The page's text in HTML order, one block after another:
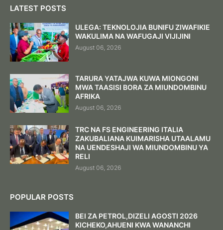
LATEST POSTS
ULEGA: TEKNOLOJIA BUNIFU ZIWAFIKIE
WAKULIMA NA WAFUGAJI VIJIJINI
August 06, 2026
TARURA YATAJWA KUWA MIONGONI
MWA TAASISI BORA ZA MIUNDOMBINU
AFRIKA
August 06, 2026
TRC NA FS ENGINEERING ITALIA
ZAKUBALIANA KUIMARISHA UTAALAMU
NA UENDESHAJI WA MIUNDOMBINU YA
RELI
August 06, 2026
POPULAR POSTS
BEI ZA PETROL,DIZELI AGOSTI 2026
KICHEKO,AHUENI KWA WANANCHI